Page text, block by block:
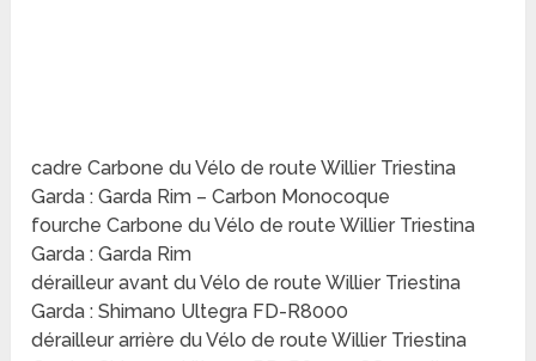
cadre Carbone du Vélo de route Willier Triestina
Garda : Garda Rim – Carbon Monocoque
fourche Carbone du Vélo de route Willier Triestina
Garda : Garda Rim
dérailleur avant du Vélo de route Willier Triestina
Garda : Shimano Ultegra FD-R8000
dérailleur arrière du Vélo de route Willier Triestina